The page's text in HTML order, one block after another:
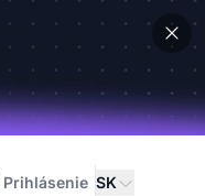
Prihlásenie SK